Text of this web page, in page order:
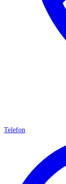
Telefon